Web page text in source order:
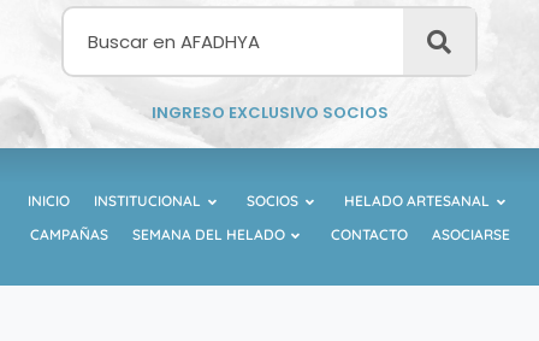
INGRESO EXCLUSIVO SOCIOS
INICIO INSTITUCIONAL SOCIOS
HELADO ARTESANAL
CAMPAÑAS
SEMANA DEL HELADO CONTACTO ASOCIARSE